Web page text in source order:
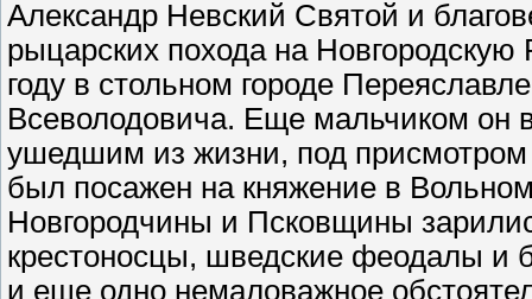
Александр Невский Святой и
рыцарских похода на
году в стольном городе
Всеволодовича. Еще мальчиком он
ушедшим из жизни, под
был посажен на княжение в
Новгородчины и Псковщины
крестоносцы, шведские феодалы и
и еще одно немаловажное